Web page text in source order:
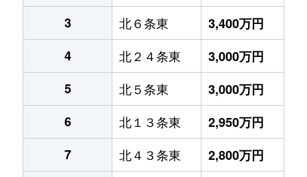
3
北６条東
3,400万円
4
北２４条東
3,000万円
5
北５条東
3,000万円
6
北１３条東
2,950万円
7
北４３条東
2,800万円